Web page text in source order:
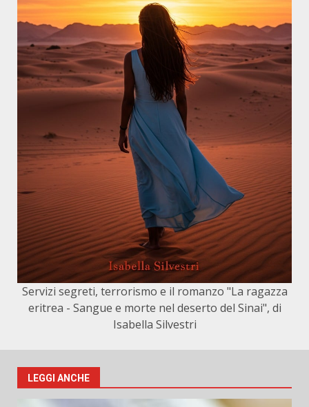
Servizi segreti, terrorismo e il romanzo "La ragazza
eritrea - Sangue e morte nel deserto del Sinai", di
Isabella Silvestri
LEGGI ANCHE